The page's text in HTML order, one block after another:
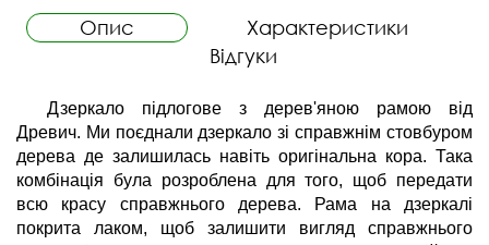
Опис
Характеристики
Відгуки
Дзеркало підлогове з дерев'яною рамою від
Древич. Ми поєднали дзеркало зі справжнім стовбуром
дерева де залишилась навіть оригінальна кора. Така
комбінація була розроблена для того, щоб передати
всю красу справжнього дерева. Рама на дзеркалі
покрита лаком, щоб залишити вигляд справжнього